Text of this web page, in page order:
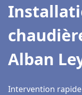
Alban
Intervention